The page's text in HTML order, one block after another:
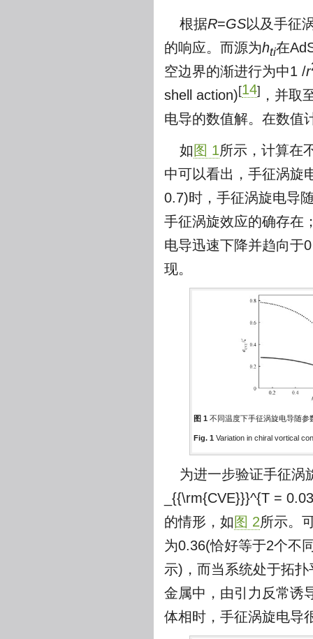
根据R=GS以及手征
的响应。而源为hti在
空边界的渐进行为中1 /r
shell action)[14]
，并取
电导的数值解。在数值
如 图 1所示，计算在
中可以看出，手征涡旋
0.7)时，手征涡旋电导
手征涡旋效应的确存在
电导迅速下降并趋向于
现。
图 1 不同温度下手征涡旋电导随参
Fig. 1 Variation in chiral vortical
为进一步验证手征涡
_{{\rm{CVE}}}^{T =
的情形，如 图 2所示。
为0.36(恰好等于2个不
示)，而当系统处于拓
金属中，由引力反常诱
体相时，手征涡旋电导